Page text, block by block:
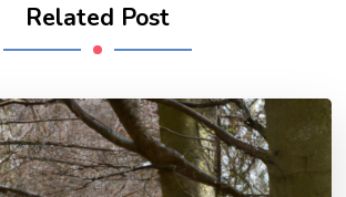
Related Post